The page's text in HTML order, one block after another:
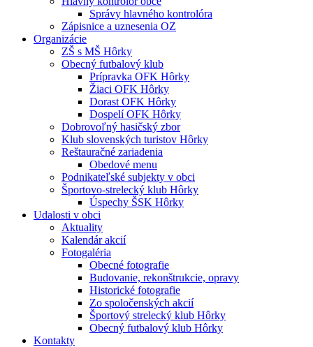
Správy hlavného kontrolóra
Zápisnice a uznesenia OZ
Organizácie
ZŠ s MŠ Hôrky
Obecný futbalový klub
Prípravka OFK Hôrky
Žiaci OFK Hôrky
Dorast OFK Hôrky
Dospelí OFK Hôrky
Dobrovoľný hasičský zbor
Klub slovenských turistov Hôrky
Reštauračné zariadenia
Obedové menu
Podnikateľské subjekty v obci
Športovo-strelecký klub Hôrky
Úspechy ŠSK Hôrky
Udalosti v obci
Aktuality
Kalendár akcií
Fotogaléria
Obecné fotografie
Budovanie, rekonštrukcie, opravy
Historické fotografie
Zo spoločenských akcií
Športový strelecký klub Hôrky
Obecný futbalový klub Hôrky
Kontakty